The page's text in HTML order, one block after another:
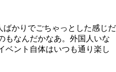
かりでごちゃっとした感じだ
もなんだかなあ。外国人いな
ベント自体はいつも通り楽し